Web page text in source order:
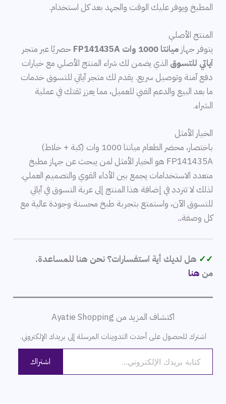
المطبخ ويوفر عليك الوقت والجهد بعد كل استخدام.
المنتج الأصلي
يتوفر جهازميانتا 1000 وات FP141435A
حصريًا عبر متجر
آياتي للتسوق الذي يضمن لك شراء المنتج الأصلي مع خيارات
دفع آمنة وتوصيل سريع. يقدم لك متجر آياتي للتسوق خدمات
ما بعد البيع والدعم الفني للعميل، مما يعزز ثقتك في عملية
الشراء.
الخيار الأمثل
باختصار، محضر الطعام ميانتا 1000 وات (كبة + خلاط)
FP141435A هو الخيار الأمثل لمن يبحث عن جهاز مطبخ
متعدد الاستخدامات يجمع بين الأداء القوي والتصميم العملي.
لذلك لا تتردد في إضافة هذا المنتج إلى عربة التسوق في آياتي
للتسوق الآن، واستمتع بتجربة طبخ محسنة وجودة عالية مع
كل وصفة.
.
✓✓ هل لديك أية استفسارات؟ نحن هنا للمساعدة.
من هنا
اكتشاف المزيد من Ayatie Shopping
اشترك للحصول على أحدث التدوينات المرسلة إلى بريدك الإلكتروني.
كتابة بريدك الإلكتروني...
اشتراك